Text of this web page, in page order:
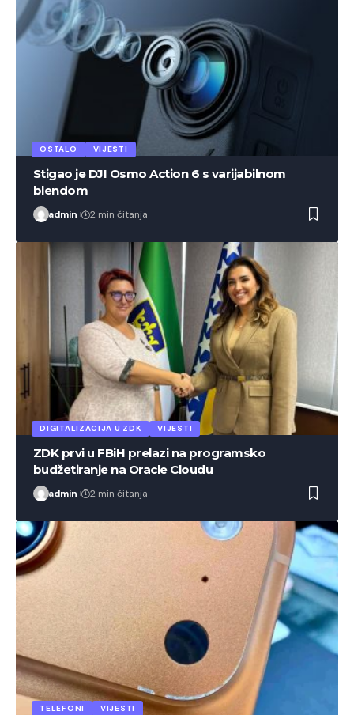
OSTALO VIJESTI
Stigao je DJI Osmo Action 6 s varijabilnom
blendom
admin 2 min čitanja
DIGITALIZACIJA U ZDK VIJESTI
ZDK prvi u FBiH prelazi na programsko
budžetiranje na Oracle Cloudu
admin 2 min čitanja
TELEFONI VIJESTI